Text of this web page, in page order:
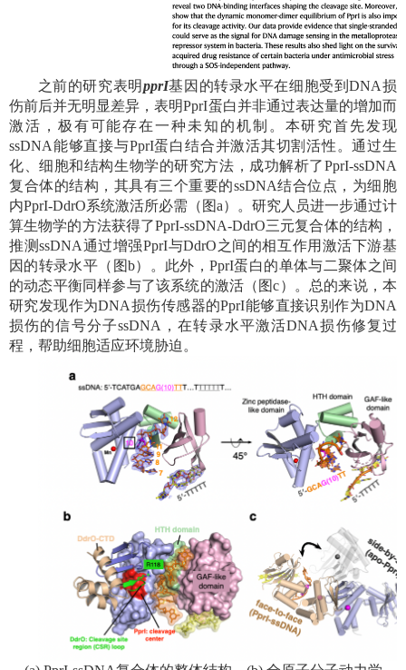
之前的研究表明pprI基因的转录水平在细胞受到DNA损
伤前后并无明显差异，表明PprI蛋白并非通过表达量的增加而
激活，极有可能存在一种未知的机制。本研究首先发现
ssDNA能够直接与PprI蛋白结合并激活其切割活性。通过生
化、细胞和结构生物学的研究方法，成功解析了PprI-ssDNA
复合体的结构，其具有三个重要的ssDNA结合位点，为细胞
内PprI-DdrO系统激活所必需（图a）。研究人员进一步通过计
算生物学的方法获得了PprI-ssDNA-DdrO三元复合体的结构，
推测ssDNA通过增强PprI与DdrO之间的相互作用激活下游基
因的转录水平（图b）。此外，PprI蛋白的单体与二聚体之间
的动态平衡同样参与了该系统的激活（图c）。总的来说，本
研究发现作为DNA损伤传感器的PprI能够直接识别作为DNA
损伤的信号分子ssDNA ，在转录水平激活DNA损伤修复过
程，帮助细胞适应环境胁迫。